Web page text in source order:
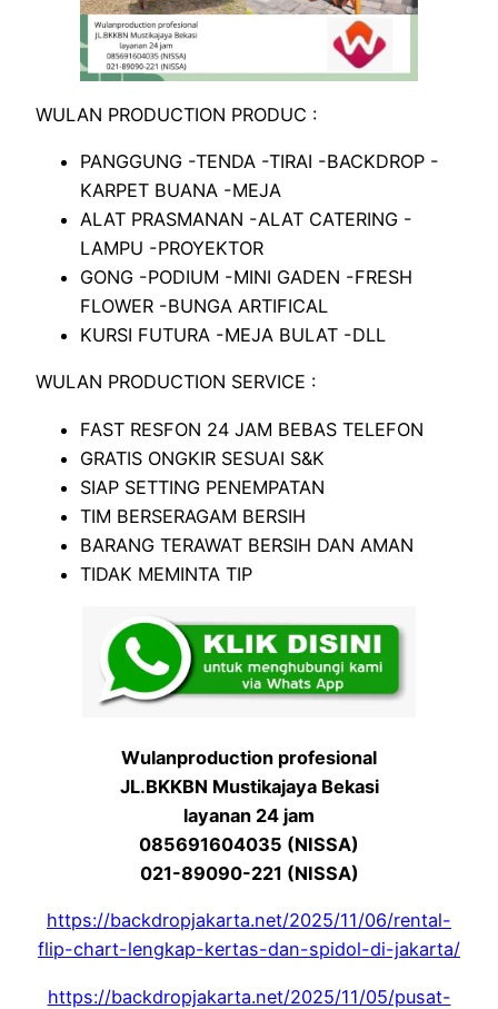
WULAN PRODUCTION PRODUC :
PANGGUNG -TENDA -TIRAI -BACKDROP -
KARPET BUANA -MEJA
ALAT PRASMANAN -ALAT CATERING -
LAMPU -PROYEKTOR
GONG -PODIUM -MINI GADEN -FRESH
FLOWER -BUNGA ARTIFICAL
KURSI FUTURA -MEJA BULAT -DLL
WULAN PRODUCTION SERVICE :
FAST RESFON 24 JAM BEBAS TELEFON
GRATIS ONGKIR SESUAI S&K
SIAP SETTING PENEMPATAN
TIM BERSERAGAM BERSIH
BARANG TERAWAT BERSIH DAN AMAN
TIDAK MEMINTA TIP
Wulanproduction profesional
JL.BKKBN Mustikajaya Bekasi
layanan 24 jam
085691604035 (NISSA)
021-89090-221 (NISSA)
https://backdropjakarta.net/2025/11/06/rental-
flip-chart-lengkap-kertas-dan-spidol-di-jakarta/
https://backdropjakarta.net/2025/11/05/pusat-